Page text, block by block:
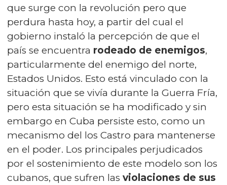
que surge con la revolución pero que
perdura hasta hoy, a partir del cual el
gobierno instaló la percepción de que el
país se encuentra rodeado de enemigos,
particularmente del enemigo del norte,
Estados Unidos. Esto está vinculado con la
situación que se vivía durante la Guerra Fría,
pero esta situación se ha modificado y sin
embargo en Cuba persiste esto, como un
mecanismo del los Castro para mantenerse
en el poder. Los principales perjudicados
por el sostenimiento de este modelo son los
cubanos, que sufren las violaciones de sus